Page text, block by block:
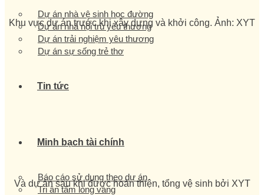
Dự án nhà vệ sinh học đường
Dự án nhà nội trú yêu thương
Dự án trải nghiệm yêu thương
Dự án sự sống trẻ thơ
Tin tức
Minh bạch tài chính
Báo cáo sử dụng theo dự án
Tri ân tấm lòng vàng
Khu vực dự án trước khi xây dựng và khởi công. Ảnh: XYT
Và dự án sau khi được hoàn thiện, tổng vệ sinh bởi XYT